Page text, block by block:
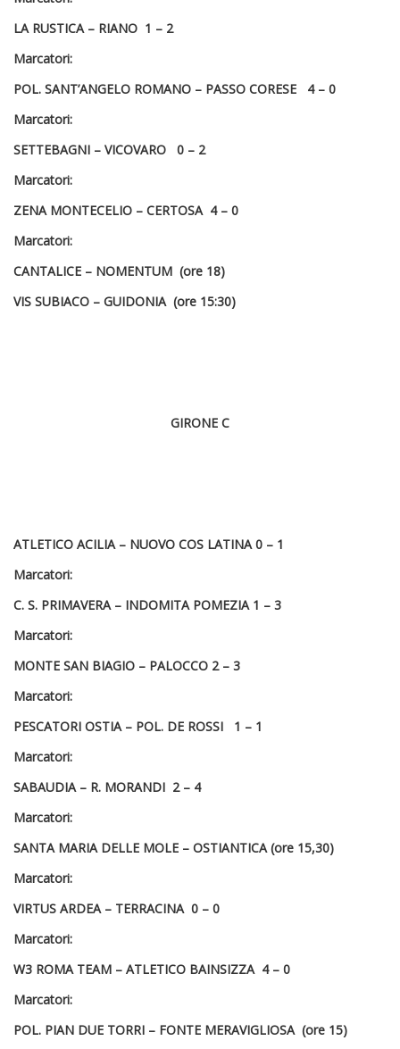
LA RUSTICA – RIANO 1 – 2
Marcatori:
POL. SANT’ANGELO ROMANO – PASSO CORESE 4 – 0
Marcatori:
SETTEBAGNI – VICOVARO 0 – 2
Marcatori:
ZENA MONTECELIO – CERTOSA 4 – 0
Marcatori:
CANTALICE – NOMENTUM (ore 18)
VIS SUBIACO – GUIDONIA (ore 15:30)
GIRONE C
ATLETICO ACILIA – NUOVO COS LATINA 0 – 1
Marcatori:
C. S. PRIMAVERA – INDOMITA POMEZIA 1 – 3
Marcatori:
MONTE SAN BIAGIO – PALOCCO 2 – 3
Marcatori:
PESCATORI OSTIA – POL. DE ROSSI 1 – 1
Marcatori:
SABAUDIA – R. MORANDI 2 – 4
Marcatori:
SANTA MARIA DELLE MOLE – OSTIANTICA (ore 15,30)
Marcatori:
VIRTUS ARDEA – TERRACINA 0 – 0
Marcatori:
W3 ROMA TEAM – ATLETICO BAINSIZZA 4 – 0
Marcatori:
POL. PIAN DUE TORRI – FONTE MERAVIGLIOSA (ore 15)